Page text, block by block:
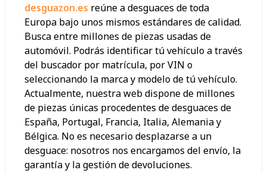
desguazon.es reúne a desguaces de toda
Europa bajo unos mismos estándares de calidad.
Busca entre millones de piezas usadas de
automóvil. Podrás identificar tú vehículo a través
del buscador por matrícula, por VIN o
seleccionando la marca y modelo de tú vehículo.
Actualmente, nuestra web dispone de millones
de piezas únicas procedentes de desguaces de
España, Portugal, Francia, Italia, Alemania y
Bélgica. No es necesario desplazarse a un
desguace: nosotros nos encargamos del envío, la
garantía y la gestión de devoluciones.